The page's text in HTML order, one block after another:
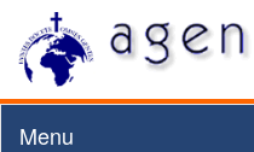
Menu